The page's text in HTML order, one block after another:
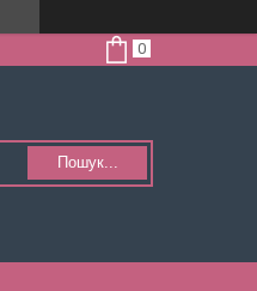
Пошук...